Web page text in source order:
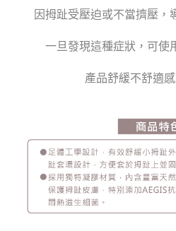
每筆NT$9,999
7-11取貨付款
每筆NT$70，滿NT$999(含以上)免運
海外配送
因拇趾受壓迫或不當擠壓，
一旦發現這種症狀，可使
產品舒緩不舒適